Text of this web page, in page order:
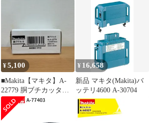
75079 角度変更アタ
¥5,100
■Makita【マキタ】A-
22779 胴ブチカッタ
A25-3073、A25-3074
¥ 16,658
新品 マキタ(Makita)バ
ッテリ4600 A-30704